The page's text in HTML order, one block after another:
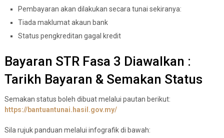
Pembayaran akan dilakukan secara tunai sekiranya:
Tiada maklumat akaun bank
Status pengkreditan gagal kredit
Bayaran STR Fasa 3 Diawalkan :
Tarikh Bayaran & Semakan Status
Semakan status boleh dibuat melalui pautan berikut:
https://bantuantunai.hasil.gov.my/
Sila rujuk panduan melalui infografik di bawah: